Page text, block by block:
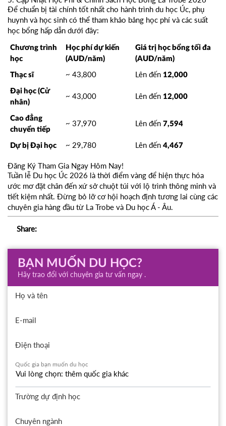
Để chuẩn bị tài chính tốt nhất cho hành trình du học Úc, phụ
huynh và học sinh có thể tham khảo bảng học phí và các suất
học bổng hấp dẫn dưới đây:
Chương trình
học
Học phí dự kiến
(AUD/năm)
Giá trị học bổng tối đa
(AUD/năm)
Thạc sĩ ~ 43,800 Lên đến 12,000
Đại học (Cử
nhân)
~ 43,000 Lên đến 12,000
Cao đẳng
chuyển tiếp
~ 37,970 Lên đến 7,594
Dự bị Đại học ~ 29,780 Lên đến 4,467
Đăng Ký Tham Gia Ngay Hôm Nay!
Tuần lễ Du học Úc 2026 là thời điểm vàng để hiện thực hóa
ước mơ đặt chân đến xứ sở chuột túi với lộ trình thông minh và
tiết kiệm nhất. Đừng bỏ lỡ cơ hội hoạch định tương lai cùng các
chuyên gia hàng đầu từ La Trobe và Du học Á - Âu.
Share:
BẠN MUỐN DU HỌC?
Hãy trao đổi với chuyên gia tư vấn ngay .
Họ và tên
E-mail
Điện thoại
Quốc gia bạn muốn du học
Trường dự định học
Chuyên ngành